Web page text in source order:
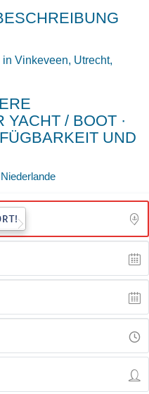
Vinkeveen, Utrecht,
YACHT / BOOT ·
UND